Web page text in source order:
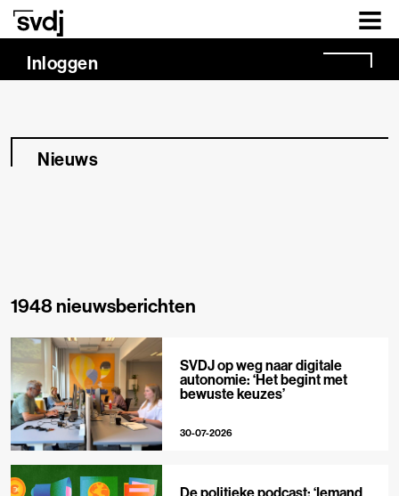
Naar hoofdinhoud
Inloggen
Nieuws
1948 nieuwsberichten
SVDJ op weg naar digitale
autonomie: ‘Het begint met
bewuste keuzes’
30-07-2026